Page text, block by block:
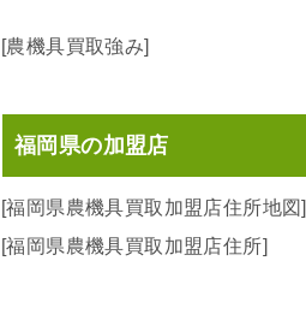
[農機具買取強み]
福岡県の加盟店
[福岡県農機具買取加盟店住所地図]
[福岡県農機具買取加盟店住所]